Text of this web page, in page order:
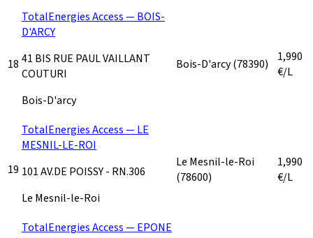
18
TotalEnergies Access — BOIS-
D'ARCY
41 BIS RUE PAUL VAILLANT
COUTURI
Bois-D'arcy
Bois-D'arcy(78390)
1,990
€/L
19
TotalEnergies Access — LE
MESNIL-LE-ROI
101 AV.DE POISSY - RN.306
Le Mesnil-le-Roi
Le Mesnil-le-Roi
(78600)
1,990
€/L
TotalEnergies Access — EPONE